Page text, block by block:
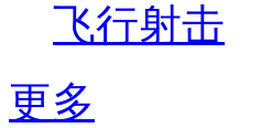
飞行射击
更多